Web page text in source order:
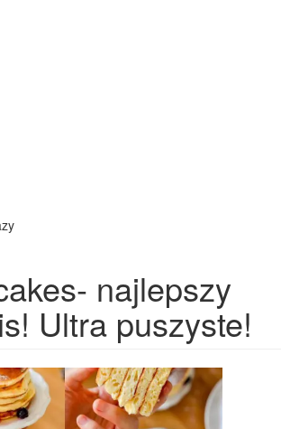
najlepszy
Ultra puszyste!